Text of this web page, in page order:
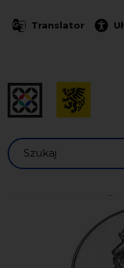
Translator
Szukaj